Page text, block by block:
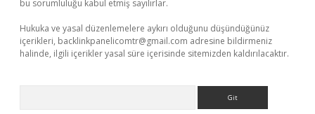
bu sorumluluğu kabul etmiş sayılırlar.
Hukuka ve yasal düzenlemelere aykırı olduğunu düşündüğünüz
içerikleri, backlinkpanelicomtr@gmail.com adresine bildirmeniz
halinde, ilgili içerikler yasal süre içerisinde sitemizden kaldırılacaktır.